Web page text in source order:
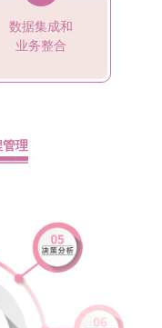
数据集成和
业务整合
理